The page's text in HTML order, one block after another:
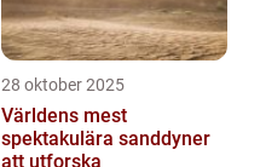
28 oktober 2025
Världens mest
spektakulära sanddyner
att utforska